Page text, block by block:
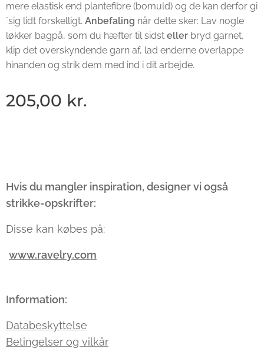
mere elastisk end plantefibre (bomuld) og de kan derfor gi
´sig lidt forskelligt. Anbefaling når dette sker: Lav nogle
løkker bagpå, som du hæfter til sidst eller bryd garnet,
klip det overskyndende garn af, lad enderne overlappe
hinanden og strik dem med ind i dit arbejde.
205,00 kr.
Hvis du mangler inspiration, designer vi også
strikke-opskrifter:
Disse kan købes på:
www.ravelry.com
Information:
Databeskyttelse
Betingelser og vilkår